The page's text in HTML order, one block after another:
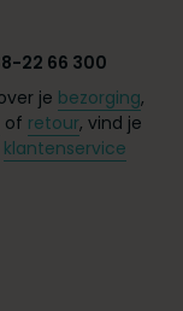
22 66 300
je bezorging,
of retour, vind je
klantenservice